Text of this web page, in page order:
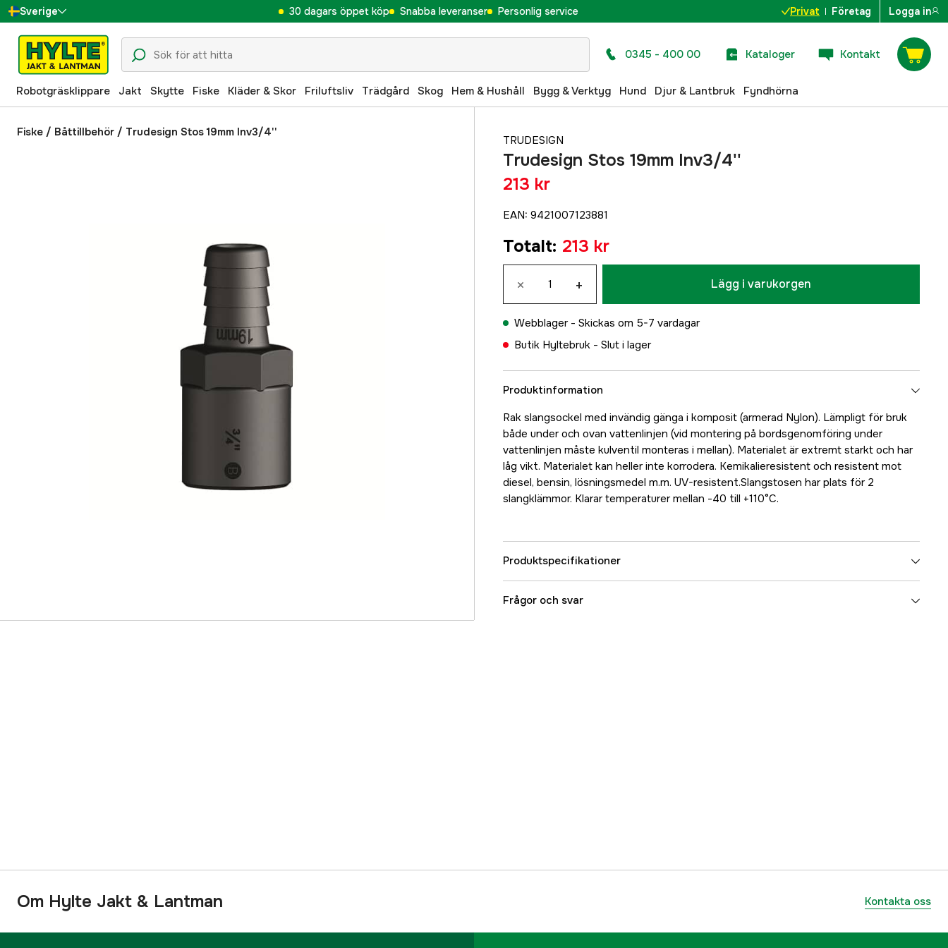
Sverige
Danmark
Suomi
Norge
Deutschland
30 dagars öppet köp Snabba leveranser Personlig service Privat Företag Logga in
0345 - 400 00 Kataloger Kontakt
Robotgräsklippare Jakt Skytte Fiske Kläder & Skor Friluftsliv Trädgård Skog Hem & Hushåll Bygg & Verktyg Hund Djur & Lantbruk Fyndhörna
Fiske / Båttillbehör / Trudesign Stos 19mm Inv3/4''
TRUDESIGN
Trudesign Stos 19mm Inv3/4''
213 kr
EAN: 9421007123881
Totalt: 213 kr
× + Lägg i varukorgen
Webblager - Skickas om 5-7 vardagar
Butik Hyltebruk - Slut i lager
Produktinformation
Rak slangsockel med invändig gänga i komposit (armerad Nylon). Lämpligt för bruk
både under och ovan vattenlinjen (vid montering på bordsgenomföring under
vattenlinjen måste kulventil monteras i mellan). Materialet är extremt starkt och har
låg vikt. Materialet kan heller inte korrodera. Kemikalieresistent och resistent mot
diesel, bensin, lösningsmedel m.m. UV-resistent.Slangstosen har plats för 2
slangklämmor. Klarar temperaturer mellan -40 till +110°C.
Produktspecifikationer
Referensnummer
Frågor och svar
Om Hylte Jakt & Lantman Kontakta oss